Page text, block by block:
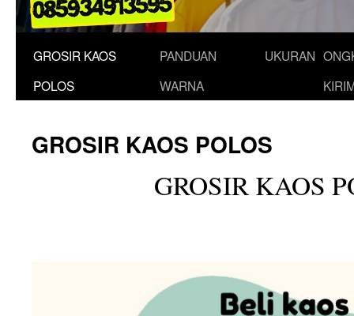
GROSIR KAOS
POLOS
PANDUAN
WARNA
UKURAN
GROSIR KAOS POLOS
GROSIR KAOS